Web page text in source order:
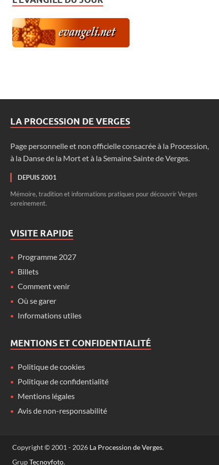
LA PROCESSION DE VERGES
Page personnelle et non officielle consacrée à la Procession,
à la Danse de la Mort et à la Semaine Sainte de Verges.
DEPUIS 2001
Mémoire, tradition et informations pratiques pour découvrir Verges
sereinement.
VISITE RAPIDE
Programme 2027
Billets
Comment venir
Où se garer
Informations utiles
MENTIONS ET CONFIDENTIALITÉ
Politique de cookies
Politique de confidentialité
Mentions légales
Avis de non-responsabilité
Copyright © 2001 - 2026 La Procession de Verges.
GrupTecnoyfoto.